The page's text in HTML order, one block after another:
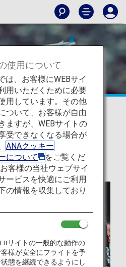
情報
行のヒント
立つヒントをご紹介します。
使用について
は、お客様にWEBサイ
用いただくために必要
用しています。その他
ついて、お客様が自由
ますが、WEBサイトの
受できなくなる場合が
ANAクッキー
について
をご覧くだ
客様の当社ウェブサイ
ービスを快適にご利用
の情報を収集しており
サイトの一般的な動作の
様が安全にフライトを予
態を継続できるようにし